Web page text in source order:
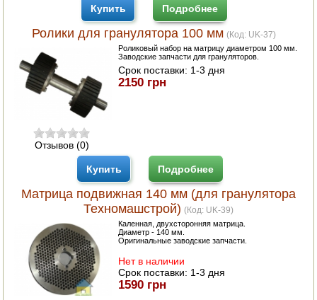
ШИНКОВКИ
ДЛЯ ДОМА И САДА
ОБОГРЕВАТЕЛИ
ДРОВОКОЛЫ
ГАЗОВЫЕ БАЛЛОНЫ
НАСТОЛЬНЫЕ ПЛИТЫ
ЭЛЕКТРО И БЕНЗО ИНСТРУМЕНТ
ОПРЫСКИВАТЕЛИ
ЭЛЕКТРО ШАШЛЫЧНИЦЫ
СОКОВЫЖИМАЛКИ
Купить Подробнее
Ролики для гранулятора 100 мм (Код: UK-37)
Отзывов (0)
Роликовый набор на матрицу диаметром 100 мм.
Заводские запчасти для грануляторов.
Срок поставки: 1-3 дня
2150 грн
Купить Подробнее
Матрица подвижная 140 мм (для гранулятора
Техномашстрой) (Код: UK-39)
Каленная, двухсторонняя матрица.
Диаметр - 140 мм.
Оригинальные заводские запчасти.
Нет в наличии
Срок поставки: 1-3 дня
1590 грн